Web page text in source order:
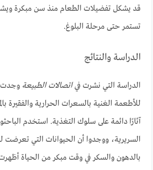
قد يشكل تفضيلات الطعام منذ سن مبكرة
تستمر حتى مرحلة البلوغ.
الدراسة والنتائج
الدراسة التي نشرت فياتصالات الطبيعة وجدت
للأطعمة الغنية بالسعرات الحرارية والفقيرة
آثارًا دائمة على سلوك التغذية. استخدم
السريرية، ووجدوا أن الحيوانات التي تعرضت
بالدهون والسكر في وقت مبكر من الحياة